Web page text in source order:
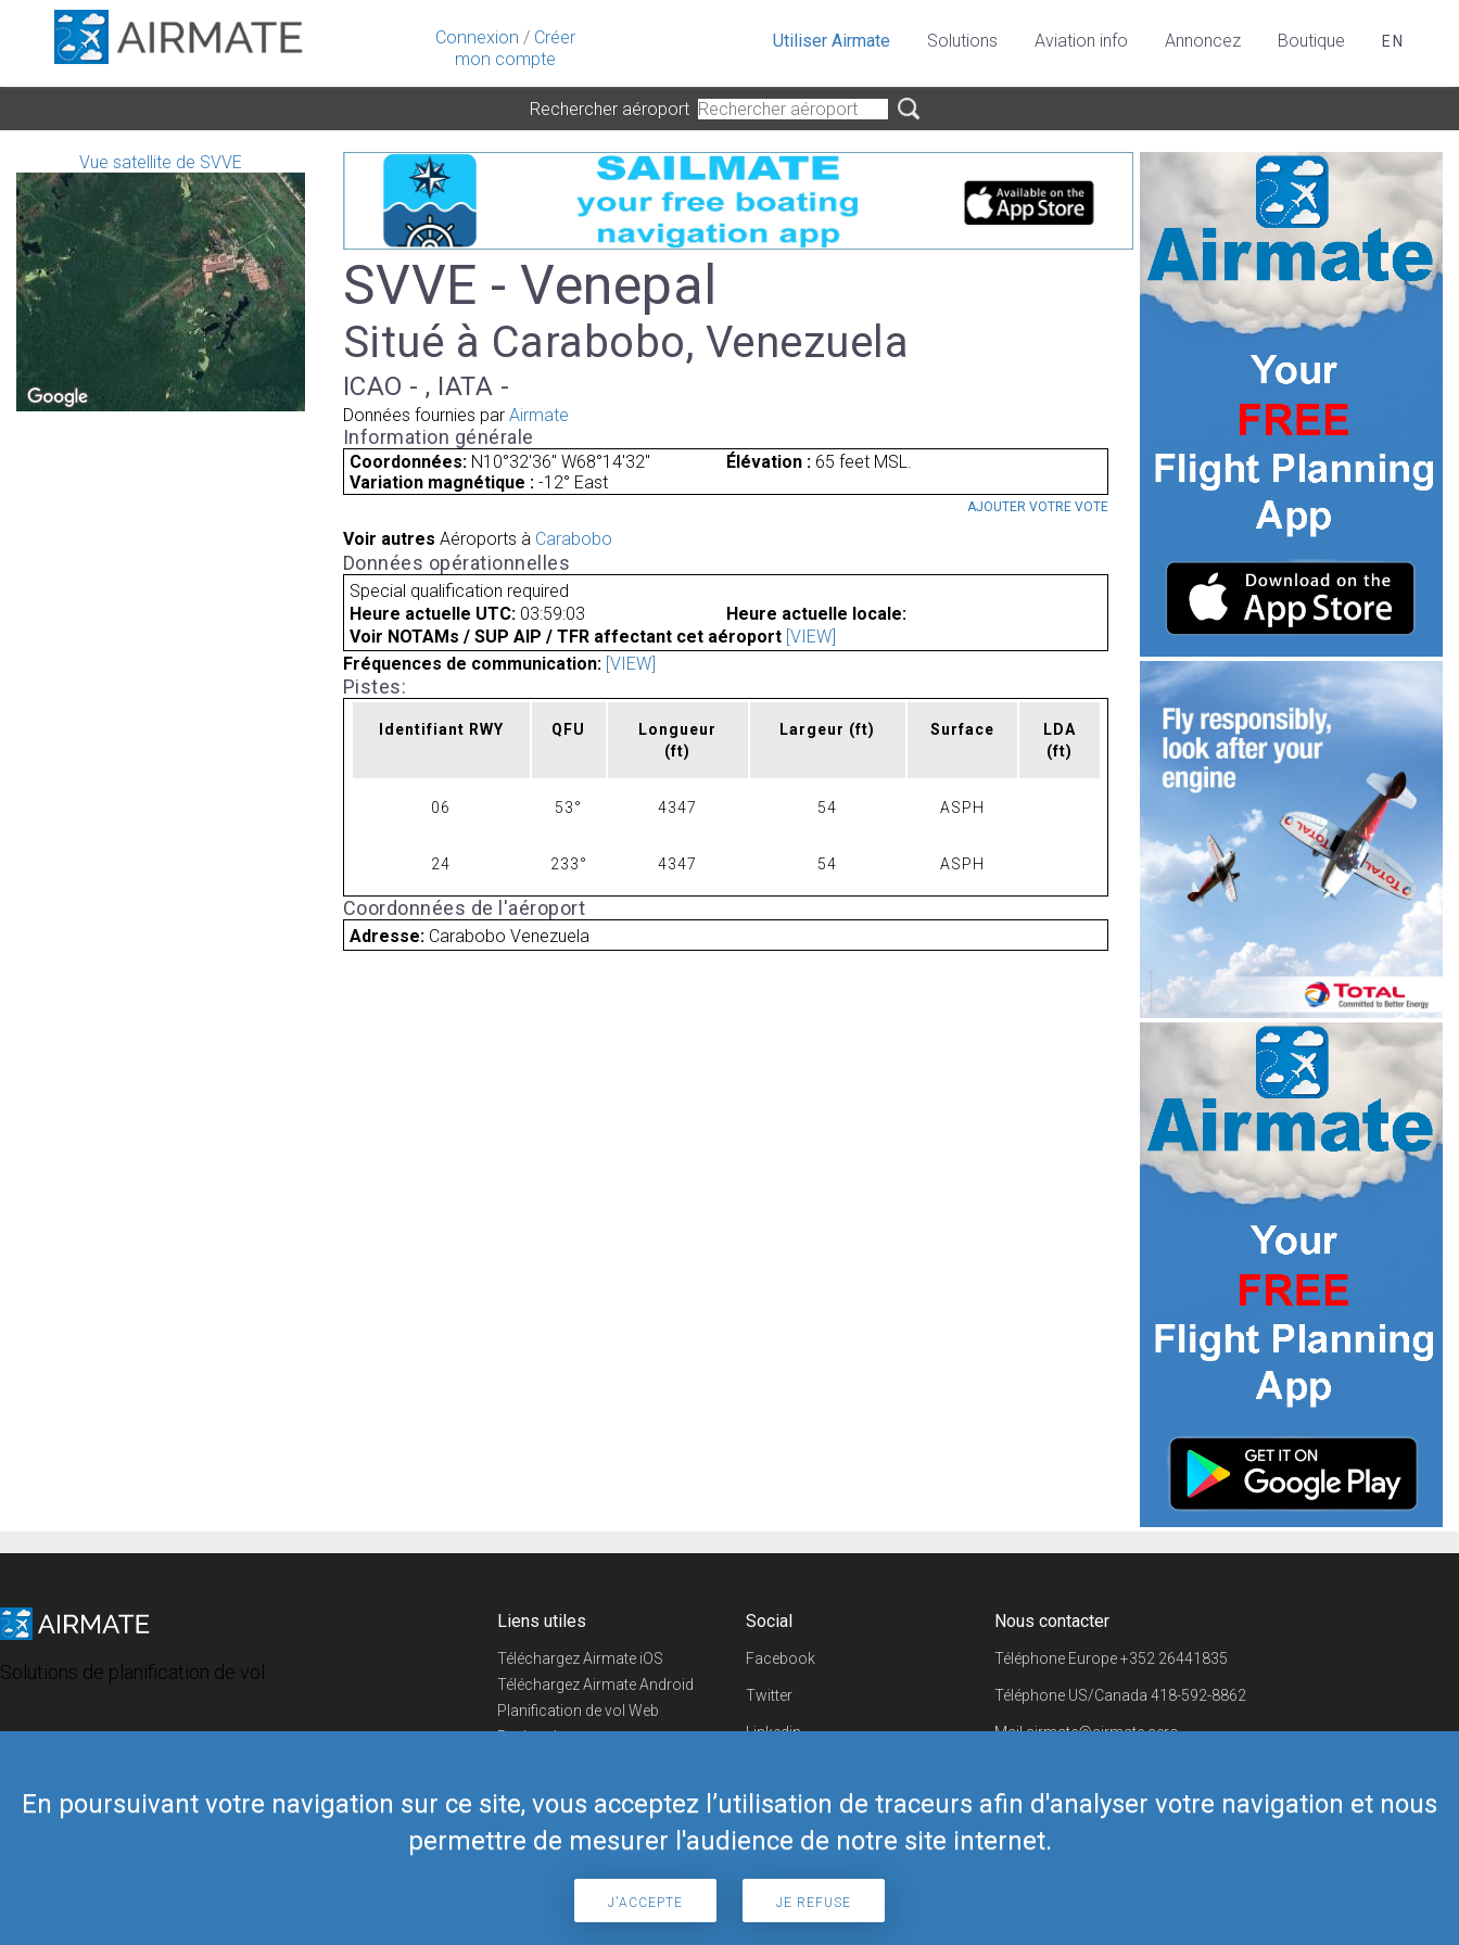
Connexion / Créer
mon compte
En poursuivant votre navigation sur ce site, vous acceptez l’utilisation de traceurs afin d'analyser votre navigation et nous
permettre de mesurer l'audience de notre site internet.
J'ACCEPTE JE REFUSE
Utiliser Airmate Solutions Aviation info Annoncez Boutique EN
Rechercher aéroport
Vue satellite de SVVE
SVVE - Venepal
Situé à Carabobo, Venezuela
ICAO - , IATA -
Données fournies par Airmate
Information générale
Coordonnées: N10°32'36" W68°14'32" Élévation :65 feet MSL.
Variation magnétique : -12° East
AJOUTER VOTRE VOTE
Voir autres Aéroports à Carabobo
Données opérationnelles
Special qualification required
Heure actuelle UTC: 03:59:03
Heure actuelle locale:
Voir NOTAMs / SUP AIP / TFR affectant cet aéroport [VIEW]
Fréquences de communication: [VIEW]
Pistes:
Identifiant RWY QFU
Longueur
(ft)
Largeur (ft) Surface
LDA
(ft)
06 53° 4347 54 ASPH
24 233° 4347 54 ASPH
Coordonnées de l'aéroport
Adresse: Carabobo Venezuela
Solutions de planification de vol
Liens utiles
Téléchargez Airmate iOS
Téléchargez Airmate Android
Planification de vol Web
Recherche
Boutique Airmate
Social
Facebook
Twitter
Linkedin
Telegram
Nous contacter
Téléphone Europe+352 26441835
Téléphone US/Canada 418-592-8862
Mailairmate@airmate.aero